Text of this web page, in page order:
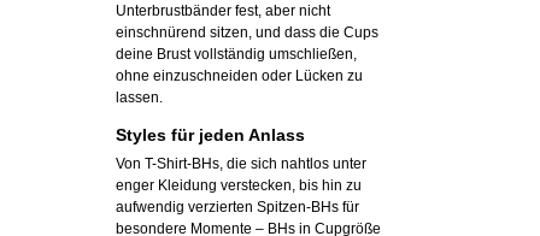
Unterbrustbänder fest, aber nicht
einschnürend sitzen, und dass die Cups
deine Brust vollständig umschließen,
ohne einzuschneiden oder Lücken zu
lassen.
Styles für jeden Anlass
Von T-Shirt-BHs, die sich nahtlos unter
enger Kleidung verstecken, bis hin zu
aufwendig verzierten Spitzen-BHs für
besondere Momente – BHs in Cupgröße